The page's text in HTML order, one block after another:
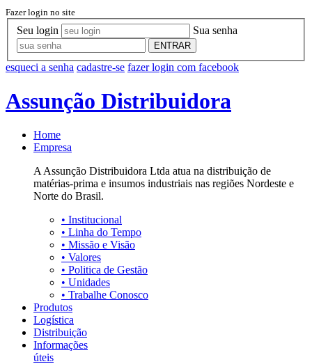
Fazer login no site
Seu login Sua senha
ENTRAR
esqueci a senha cadastre-se fazer login com facebook
Assunção Distribuidora
Home
Empresa
A Assunção Distribuidora Ltda atua na distribuição de
matérias-prima e insumos industriais nas regiões Nordeste e
Norte do Brasil.
• Institucional
• Linha do Tempo
• Missão e Visão
• Valores
• Politica de Gestão
• Unidades
• Trabalhe Conosco
Produtos
Logística
Distribuição
Informações
úteis